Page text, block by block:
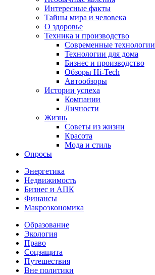
Интересные факты
Тайны мира и человека
О здоровье
Техника и производство
Современные технологии
Технологии для дома
Бизнес и производство
Обзоры Hi-Tech
Автообзоры
Истории успеха
Компании
Личности
Жизнь
Советы из жизни
Красота
Мода и стиль
Опросы
Энергетика
Недвижимость
Бизнес и АПК
Финансы
Макроэкономика
Образование
Экология
Право
Соцзащита
Путешествия
Вне политики